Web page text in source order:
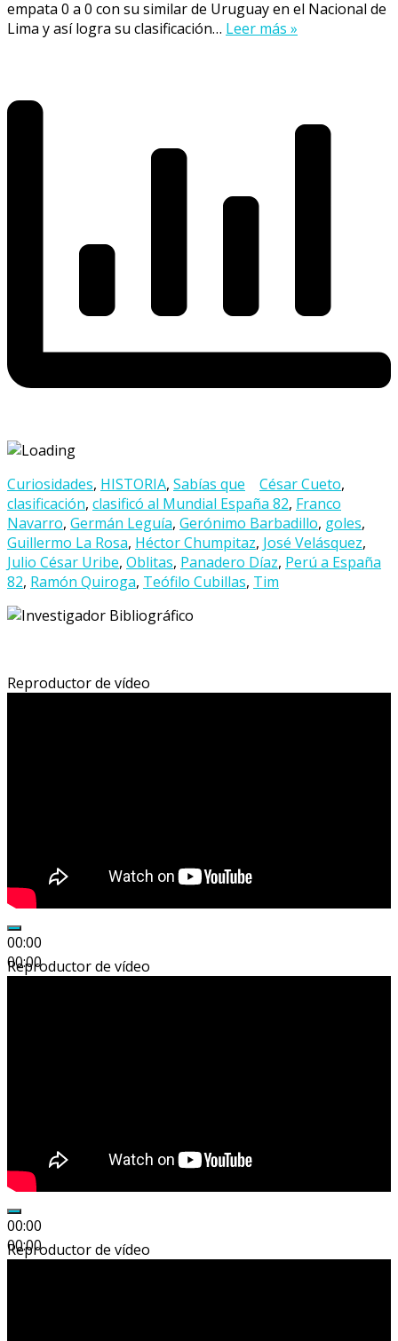
empata 0 a 0 con su similar de Uruguay en el Nacional de
Lima y así logra su clasificación… Leer más »
Curiosidades, HISTORIA, Sabías que César Cueto,
clasificación, clasificó al Mundial España 82, Franco
Navarro, Germán Leguía, Gerónimo Barbadillo, goles,
Guillermo La Rosa, Héctor Chumpitaz, José Velásquez,
Julio César Uribe, Oblitas, Panadero Díaz, Perú a España
82, Ramón Quiroga, Teófilo Cubillas, Tim
Reproductor de vídeo
00:00
00:00
00:31
Reproductor de vídeo
00:00
00:00
01:04
Reproductor de vídeo